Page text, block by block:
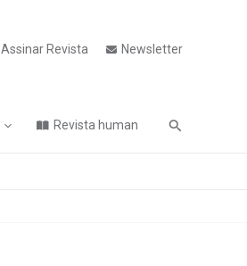
Assinar Revista Newsletter
Revista human Pesquisa